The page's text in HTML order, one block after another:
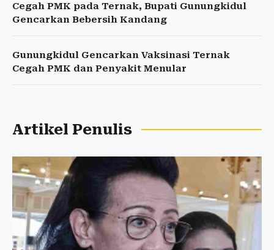
Cegah PMK pada Ternak, Bupati Gunungkidul
Gencarkan Bebersih Kandang
Gunungkidul Gencarkan Vaksinasi Ternak
Cegah PMK dan Penyakit Menular
Artikel Penulis